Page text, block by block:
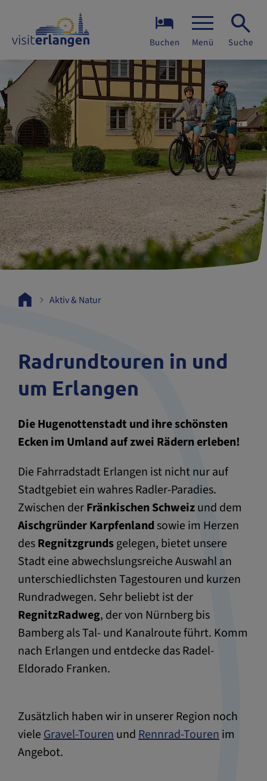
Buchen Menü Suche
Aktiv & Natur
Radrundtouren in und
um Erlangen
Die Hugenottenstadt und ihre schönsten
Ecken im Umland auf zwei Rädern erleben!
Die Fahrradstadt Erlangen ist nicht nur auf
Stadtgebiet ein wahres Radler-Paradies.
Zwischen derFränkischen Schweizund dem
Aischgründer Karpfenland sowie im Herzen
desRegnitzgrundsgelegen, bietet unsere
Stadt eine abwechslungsreiche Auswahl an
unterschiedlichsten Tagestouren und kurzen
Rundradwegen. Sehr beliebt ist der
RegnitzRadweg, der von Nürnberg bis
Bamberg als Tal- und Kanalroute führt. Komm
nach Erlangen und entdecke das Radel-
Eldorado Franken.
Zusätzlich haben wir in unserer Region noch
vieleGravel-TourenundRennrad-Tourenim
Angebot.